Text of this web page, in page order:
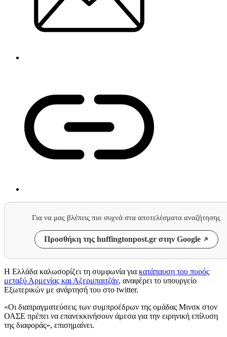
Για να μας βλέπεις πιο συχνά στα αποτελέσματα αναζήτησης
Προσθήκη της huffingtonpost.gr στην Google
Η Ελλάδα καλωσορίζει τη συμφωνία για κατάπαυση του πυρός
μεταξύ Αρμενίας και Αζερμπαιτζάν, αναφέρει το υπουργείο
Εξωτερικών με ανάρτησή του στο twitter.
«Οι διαπραγματεύσεις των συμπροέδρων της ομάδας Μινσκ στον
ΟΑΣΕ πρέπει να επανεκκινήσουν άμεσα για την ειρηνική επίλυση
της διαφοράς», επισημαίνει.